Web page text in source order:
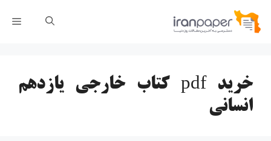
پرش
خرید pdf کتاب خارجی یازدهم
انسانی